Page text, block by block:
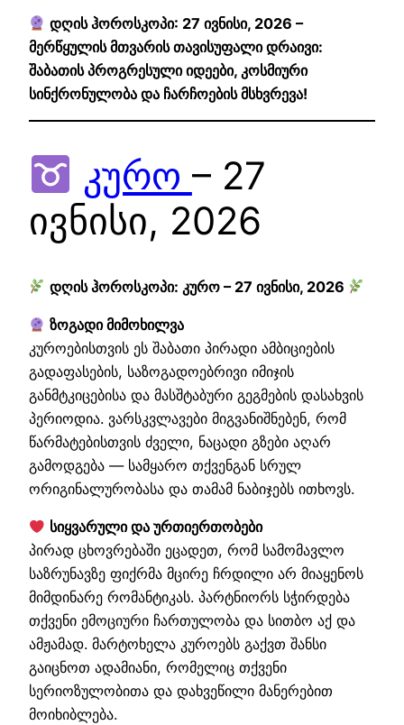
დღის ჰოროსკოპი: 27 ივნისი, 2026 –
მერწყულის მთვარის თავისუფალი დრაივი:
შაბათის პროგრესული იდეები, კოსმიური
სინქრონულობა და ჩარჩოების მსხვრევა!
კურო – 27
ივნისი, 2026
დღის ჰოროსკოპი: კურო – 27 ივნისი, 2026
ზოგადი მიმოხილვა
კუროებისთვის ეს შაბათი პირადი ამბიციების
გადაფასების, საზოგადოებრივი იმიჯის
განმტკიცებისა და მასშტაბური გეგმების დასახვის
პერიოდია. ვარსკვლავები მიგვანიშნებენ, რომ
წარმატებისთვის ძველი, ნაცადი გზები აღარ
გამოდგება — სამყარო თქვენგან სრულ
ორიგინალურობასა და თამამ ნაბიჯებს ითხოვს.
სიყვარული და ურთიერთობები
პირად ცხოვრებაში ეცადეთ, რომ სამომავლო
საზრუნავზე ფიქრმა მცირე ჩრდილი არ მიაყენოს
მიმდინარე რომანტიკას. პარტნიორს სჭირდება
თქვენი ემოციური ჩართულობა და სითბო აქ და
ამჟამად. მარტოხელა კუროებს გაქვთ შანსი
გაიცნოთ ადამიანი, რომელიც თქვენი
სერიოზულობითა და დახვეწილი მანერებით
მოიხიბლება.